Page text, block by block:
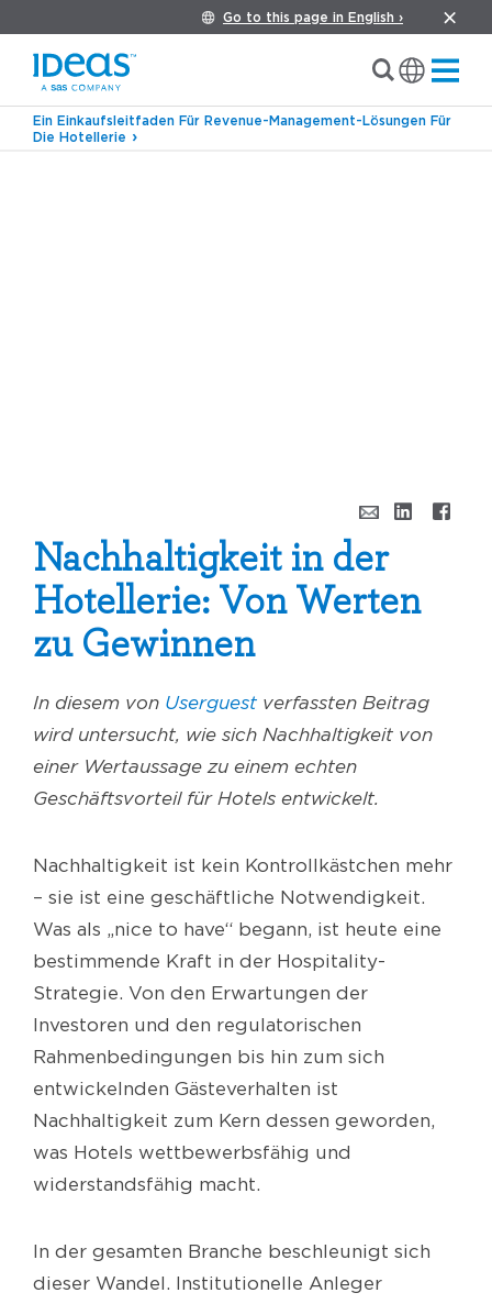
Go to this page in English ›
Ein Einkaufsleitfaden Für Revenue-Management-Lösungen Für
Die Hotellerie
Nachhaltigkeit in der
Hotellerie: Von Werten
zu Gewinnen
In diesem von Userguest verfassten Beitrag
wird untersucht, wie sich Nachhaltigkeit von
einer Wertaussage zu einem echten
Geschäftsvorteil für Hotels entwickelt.
Nachhaltigkeit ist kein Kontrollkästchen mehr
– sie ist eine geschäftliche Notwendigkeit.
Was als „nice to have“ begann, ist heute eine
bestimmende Kraft in der Hospitality-
Strategie. Von den Erwartungen der
Investoren und den regulatorischen
Rahmenbedingungen bis hin zum sich
entwickelnden Gästeverhalten ist
Nachhaltigkeit zum Kern dessen geworden,
was Hotels wettbewerbsfähig und
widerstandsfähig macht.
In der gesamten Branche beschleunigt sich
dieser Wandel. Institutionelle Anleger